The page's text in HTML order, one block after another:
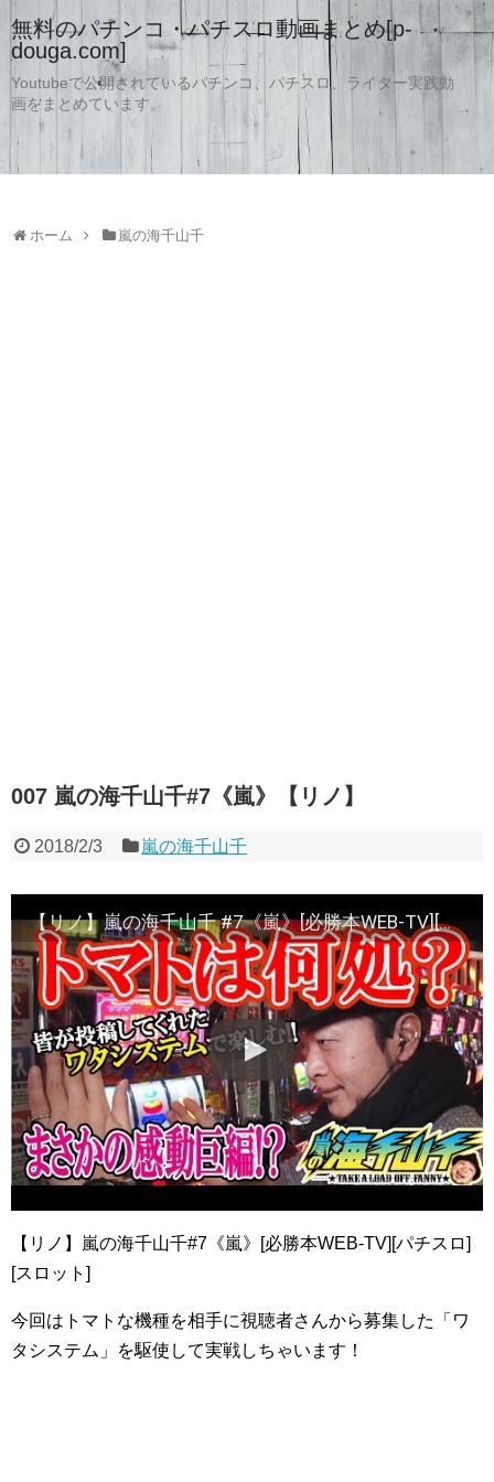
無料のパチンコ・パチスロ動画まとめ[p-
douga.com]
Youtubeで公開されているパチンコ、パチスロ、ライター実践動
画をまとめています。
ホーム 嵐の海千山千
007 嵐の海千山千#7《嵐》【リノ】
2018/2/3 嵐の海千山千
【リノ】嵐の海千山千 #7《嵐》[必勝本WEB-TV][パチスロ][スロット]
【リノ】嵐の海千山千#7《嵐》[必勝本WEB-TV][パチスロ]
[スロット]
今回はトマトな機種を相手に視聴者さんから募集した「ワ
タシステム」を駆使して実戦しちゃいます！